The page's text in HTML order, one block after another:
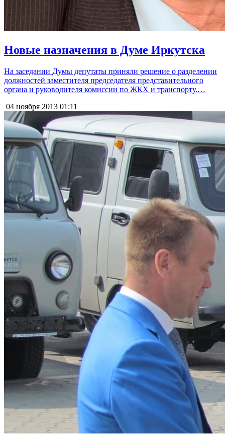
Новые назначения в Думе Иркутска
На заседании Думы депутаты приняли решение о разделении
должностей заместителя председателя представительного
органа и руководителя комиссии по ЖКХ и транспорту.…
04 ноября 2013 01:11